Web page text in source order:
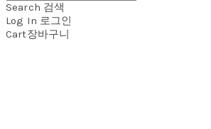
Search 검색
Log In 로그인
Cart장바구니